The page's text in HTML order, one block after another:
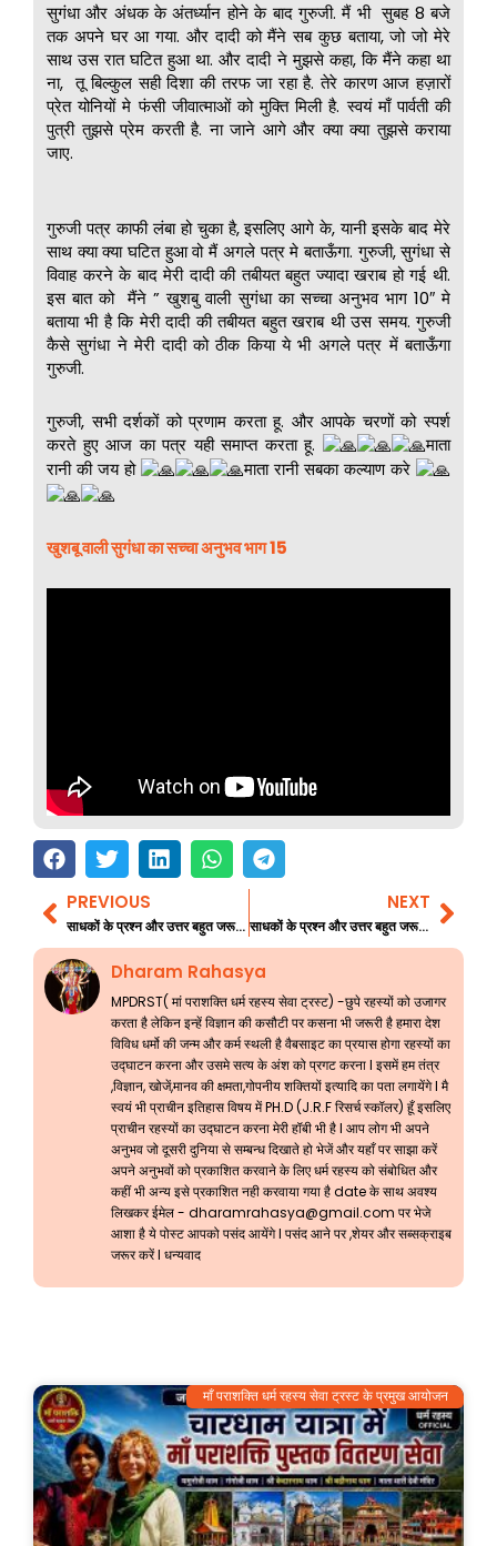
सुगंधा और अंधक के अंतर्ध्यान होने के बाद गुरुजी. मैं भी सुबह 8 बजे
तक अपने घर आ गया. और दादी को मैंने सब कुछ बताया, जो जो मेरे
साथ उस रात घटित हुआ था. और दादी ने मुझसे कहा, कि मैंने कहा था
ना, तू बिल्कुल सही दिशा की तरफ जा रहा है. तेरे कारण आज हज़ारों
प्रेत योनियों मे फंसी जीवात्माओं को मुक्ति मिली है. स्वयं माँ पार्वती की
पुत्री तुझसे प्रेम करती है. ना जाने आगे और क्या क्या तुझसे कराया
जाए.
गुरुजी पत्र काफी लंबा हो चुका है, इसलिए आगे के, यानी इसके बाद मेरे
साथ क्या क्या घटित हुआ वो मैं अगले पत्र मे बताऊँगा. गुरुजी, सुगंधा से
विवाह करने के बाद मेरी दादी की तबीयत बहुत ज्यादा खराब हो गई थी.
इस बात को मैंने ” खुशबु वाली सुगंधा का सच्चा अनुभव भाग 10″ मे
बताया भी है कि मेरी दादी की तबीयत बहुत खराब थी उस समय. गुरुजी
कैसे सुगंधा ने मेरी दादी को ठीक किया ये भी अगले पत्र में बताऊँगा
गुरुजी.
गुरुजी, सभी दर्शकों को प्रणाम करता हू. और आपके चरणों को स्पर्श
करते हुए आज का पत्र यही समाप्त करता हू.
माता
रानी की जय हो
माता रानी सबका कल्याण करे
खुशबू वाली सुगंधा का सच्चा अनुभव भाग 15
Prev
PREVIOUS
साधकों के प्रश्न और उत्तर बहुत जरूरी जानकारी 31
NEXT
साधकों के प्रश्न और उत्तर बहुत जरूरी जानकारी 32
Dharam Rahasya
MPDRST( मां पराशक्ति धर्म रहस्य सेवा ट्रस्ट) -छुपे रहस्यों को उजागर
करता है लेकिन इन्हें विज्ञान की कसौटी पर कसना भी जरूरी है हमारा देश
विविध धर्मो की जन्म और कर्म स्थली है वैबसाइट का प्रयास होगा रहस्यों का
उद्घाटन करना और उसमे सत्य के अंश को प्रगट करना l इसमें हम तंत्र
,विज्ञान, खोजें,मानव की क्षमता,गोपनीय शक्तियों इत्यादि का पता लगायेंगे l मै
स्वयं भी प्राचीन इतिहास विषय में PH.D (J.R.F रिसर्च स्कॉलर) हूँ इसलिए
प्राचीन रहस्यों का उद्घाटन करना मेरी हॉबी भी है l आप लोग भी अपने
अनुभव जो दूसरी दुनिया से सम्बन्ध दिखाते हो भेजें और यहाँ पर साझा करें
अपने अनुभवों को प्रकाशित करवाने के लिए धर्म रहस्य को संबोधित और
कहीं भी अन्य इसे प्रकाशित नही करवाया गया है date के साथ अवश्य
लिखकर ईमेल - dharamrahasya@gmail.com पर भेजे
आशा है ये पोस्ट आपको पसंद आयेंगे l पसंद आने पर ,शेयर और सब्सक्राइब
जरूर करें l धन्यवाद
माँ पराशक्ति धर्म रहस्य सेवा ट्रस्ट के प्रमुख आयोजन